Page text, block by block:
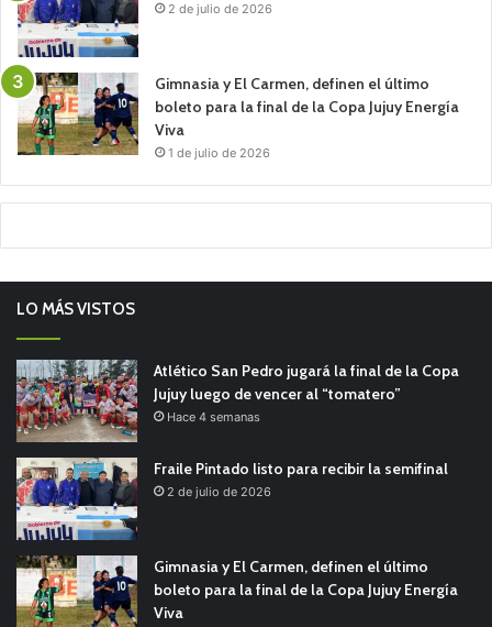
2 de julio de 2026
Gimnasia y El Carmen, definen el último
boleto para la final de la Copa Jujuy Energía
Viva
1 de julio de 2026
LO MÁS VISTOS
Atlético San Pedro jugará la final de la Copa
Jujuy luego de vencer al “tomatero”
Hace 4 semanas
Fraile Pintado listo para recibir la semifinal
2 de julio de 2026
Gimnasia y El Carmen, definen el último
boleto para la final de la Copa Jujuy Energía
Viva